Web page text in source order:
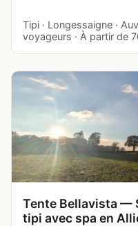
Tipi · Longessaigne ·
voyageurs · À partir de
Tente Bellavista —
tipi avec spa en